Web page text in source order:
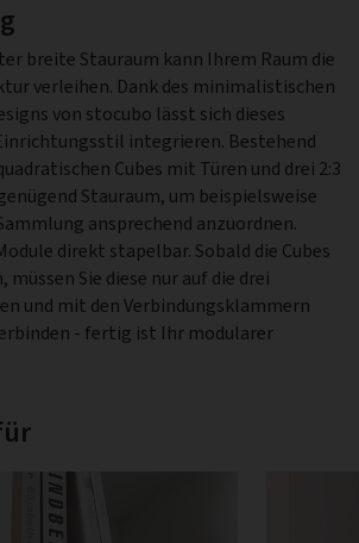
breite Stauraum kann Ihrem Raum die
verleihen. Dank des minimalistischen
von stocubo lässt sich dieses
integrieren. Bestehend
Cubes mit Türen und drei 2:3
Stauraum, um beispielsweise
ansprechend anzuordnen.
direkt stapelbar. Sobald die Cubes
Sie diese nur auf die drei
und mit den Verbindungsklammern
- fertig ist Ihr modularer